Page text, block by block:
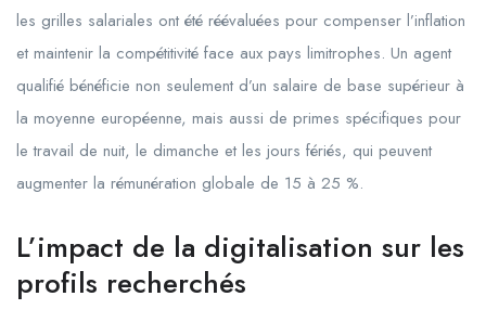
les grilles salariales ont été réévaluées pour compenser l’inflation
et maintenir la compétitivité face aux pays limitrophes. Un agent
qualifié bénéficie non seulement d’un salaire de base supérieur à
la moyenne européenne, mais aussi de primes spécifiques pour
le travail de nuit, le dimanche et les jours fériés, qui peuvent
augmenter la rémunération globale de 15 à 25 %.
L’impact de la digitalisation sur les
profils recherchés